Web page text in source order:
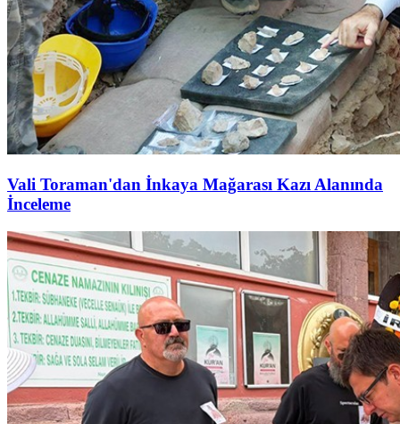
Vali Toraman'dan İnkaya Mağarası Kazı Alanında
İnceleme